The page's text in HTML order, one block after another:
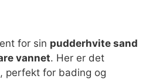
for sin pudderhvite sand
vannet. Her er det
perfekt for bading og